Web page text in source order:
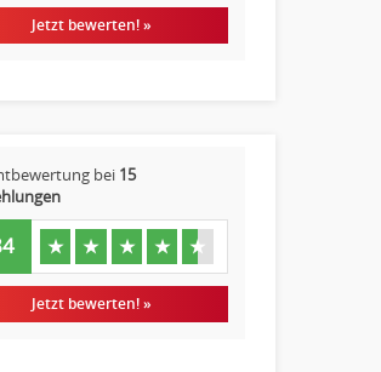
Jetzt bewerten! »
bei 15
★ ★ ★ ★ ★
Jetzt bewerten! »